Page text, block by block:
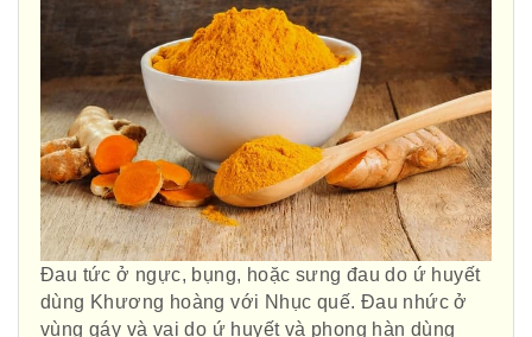
Đau tức ở ngực, bụng, hoặc sưng đau do ứ huyết
dùng Khương hoàng với Nhục quế. Đau nhức ở
vùng gáy và vai do ứ huyết và phong hàn dùng